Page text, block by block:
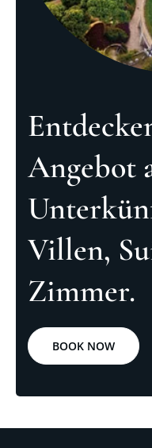
Angebot
Villen,
Zimmer.
BOOK NOW